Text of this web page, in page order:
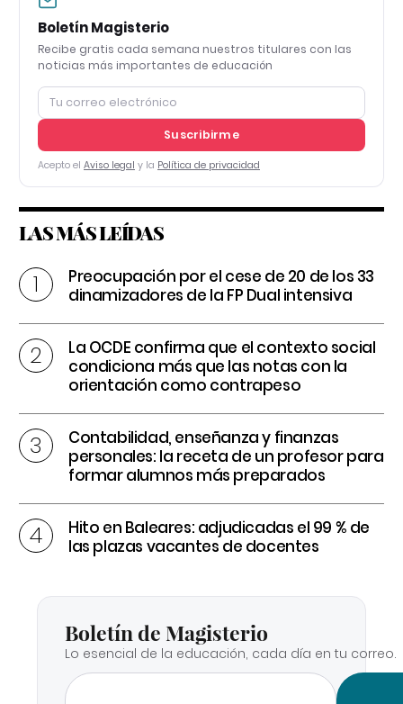
Boletín Magisterio
Recibe gratis cada semana nuestros titulares con las
noticias más importantes de educación
Suscribirme
Acepto el Aviso legal y la Política de privacidad
LAS MÁS LEÍDAS
Preocupación por el cese de 20 de los 33
dinamizadores de la FP Dual intensiva
La OCDE confirma que el contexto social
condiciona más que las notas con la
orientación como contrapeso
Contabilidad, enseñanza y finanzas
personales: la receta de un profesor para
formar alumnos más preparados
Hito en Baleares: adjudicadas el 99 % de
las plazas vacantes de docentes
Boletín de Magisterio
Lo esencial de la educación, cada día en tu correo.